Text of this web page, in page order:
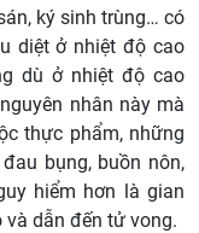
ký sinh trùng… có
diệt ở nhiệt độ cao
dù ở nhiệt độ cao
nhân này mà
thực phẩm, những
đau bụng, buồn nôn,
hiểm hơn là gian
và dẫn đến tử vong.